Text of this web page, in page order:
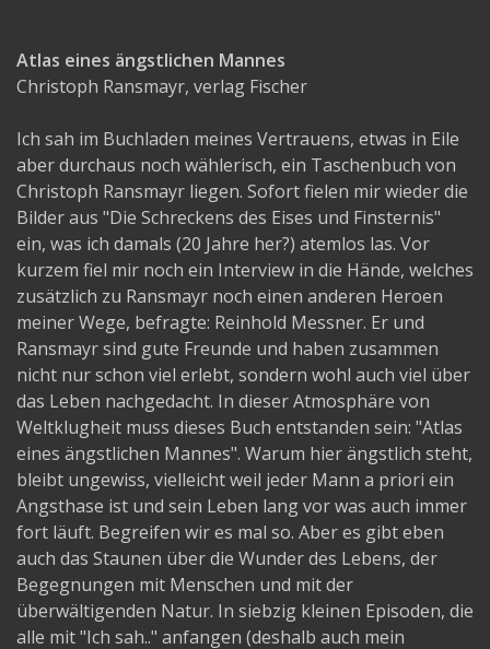
Atlas eines ängstlichen Mannes
Christoph Ransmayr, verlag Fischer
Ich sah im Buchladen meines Vertrauens, etwas in Eile
aber durchaus noch wählerisch, ein Taschenbuch von
Christoph Ransmayr liegen. Sofort fielen mir wieder die
Bilder aus "Die Schreckens des Eises und Finsternis"
ein, was ich damals (20 Jahre her?) atemlos las. Vor
kurzem fiel mir noch ein Interview in die Hände, welches
zusätzlich zu Ransmayr noch einen anderen Heroen
meiner Wege, befragte: Reinhold Messner. Er und
Ransmayr sind gute Freunde und haben zusammen
nicht nur schon viel erlebt, sondern wohl auch viel über
das Leben nachgedacht. In dieser Atmosphäre von
Weltklugheit muss dieses Buch entstanden sein: "Atlas
eines ängstlichen Mannes". Warum hier ängstlich steht,
bleibt ungewiss, vielleicht weil jeder Mann a priori ein
Angsthase ist und sein Leben lang vor was auch immer
fort läuft. Begreifen wir es mal so. Aber es gibt eben
auch das Staunen über die Wunder des Lebens, der
Begegnungen mit Menschen und mit der
überwältigenden Natur. In siebzig kleinen Episoden, die
alle mit "Ich sah.." anfangen (deshalb auch mein